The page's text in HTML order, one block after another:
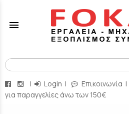
menu
| Login | Επικοινωνία |
για παραγγελίες άνω των 150€